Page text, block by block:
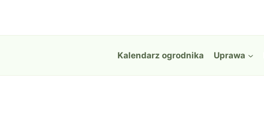
treści
Kalendarz ogrodnika Uprawa